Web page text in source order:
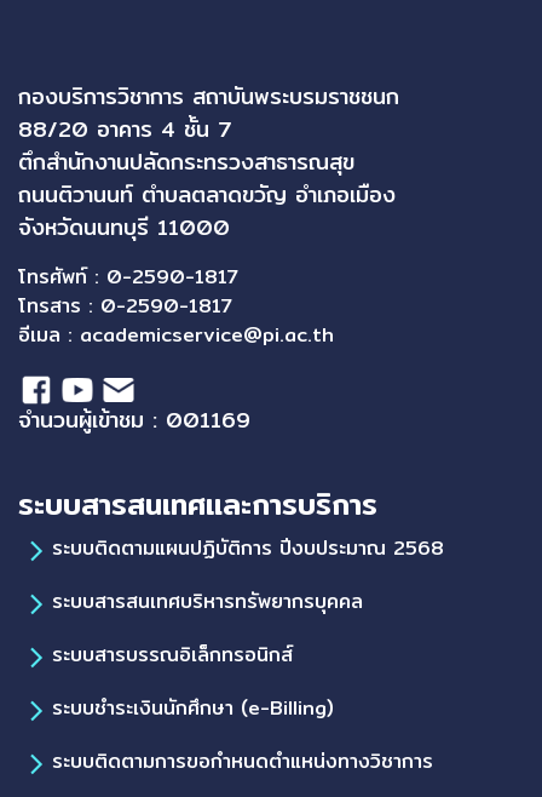
กองบริการวิชาการ สถาบันพระบรมราชชนก
88/20 อาคาร 4 ชั้น 7
ตึกสำนักงานปลัดกระทรวงสาธารณสุข
ถนนติวานนท์ ตำบลตลาดขวัญ อำเภอเมือง
จังหวัดนนทบุรี 11000
โทรศัพท์ : 0-2590-1817
โทรสาร : 0-2590-1817
อีเมล : academicservice@pi.ac.th
จำนวนผู้เข้าชม : 001169
ระบบสารสนเทศและการบริการ
ระบบติดตามแผนปฏิบัติการ ปีงบประมาณ 2568
ระบบสารสนเทศบริหารทรัพยากรบุคคล
ระบบสารบรรณอิเล็กทรอนิกส์
ระบบชำระเงินนักศึกษา (e-Billing)
ระบบติดตามการขอกำหนดตำแหน่งทางวิชาการ